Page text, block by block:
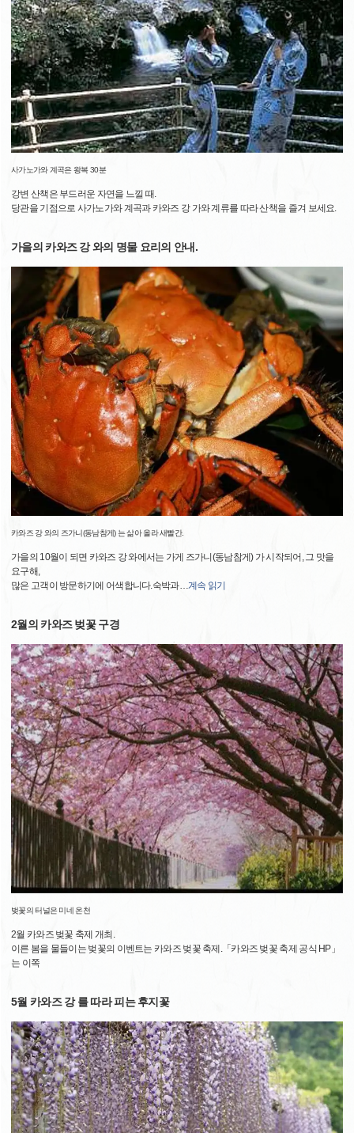
사가노가와 계곡은 왕복 30분
강변 산책은 부드러운 자연을 느낄 때.
당관을 기점으로 사가노가와 계곡과 카와즈 강 가와 계류를 따라 산책을 즐겨 보세요.
가을의 카와즈 강 와의 명물 요리의 안내.
카와즈 강 와의 즈가니(동남참게) 는 삶아 올라 새빨간.
가을의 10월이 되면 카와즈 강 와에서는 가게 즈가니(동남참게) 가 시작되어, 그 맛을
요구해,
많은 고객이 방문하기에 어색합니다.숙박과…계속 읽기
2월의 카와즈 벚꽃 구경
벚꽃의 터널은 미네 온천
2월 카와즈 벚꽃 축제 개최.
이른 봄을 물들이는 벚꽃의 이벤트는 카와즈 벚꽃 축제.「카와즈 벚꽃 축제 공식 HP」
는 이쪽
5월 카와즈 강 를 따라 피는 후지꽃